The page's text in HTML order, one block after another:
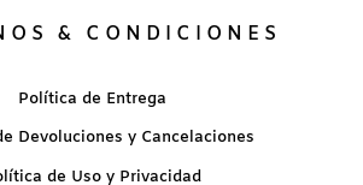
& CONDICIONES
Política de Entrega
Devoluciones y Cancelaciones
de Uso y Privacidad